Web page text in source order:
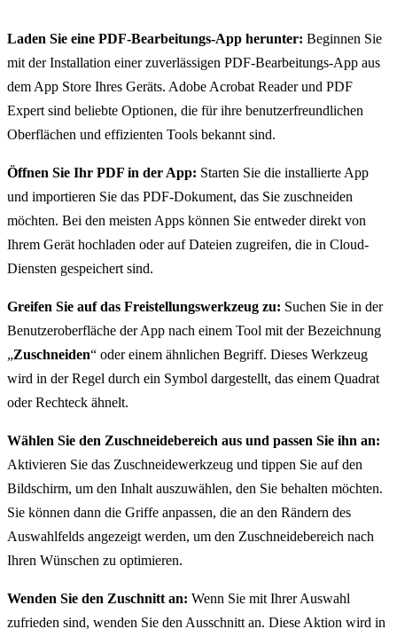
Laden Sie eine PDF-Bearbeitungs-App herunter: Beginnen Sie
mit der Installation einer zuverlässigen PDF-Bearbeitungs-App aus
dem App Store Ihres Geräts. Adobe Acrobat Reader und PDF
Expert sind beliebte Optionen, die für ihre benutzerfreundlichen
Oberflächen und effizienten Tools bekannt sind.
Öffnen Sie Ihr PDF in der App: Starten Sie die installierte App
und importieren Sie das PDF-Dokument, das Sie zuschneiden
möchten. Bei den meisten Apps können Sie entweder direkt von
Ihrem Gerät hochladen oder auf Dateien zugreifen, die in Cloud-
Diensten gespeichert sind.
Greifen Sie auf das Freistellungswerkzeug zu: Suchen Sie in der
Benutzeroberfläche der App nach einem Tool mit der Bezeichnung
„Zuschneiden“ oder einem ähnlichen Begriff. Dieses Werkzeug
wird in der Regel durch ein Symbol dargestellt, das einem Quadrat
oder Rechteck ähnelt.
Wählen Sie den Zuschneidebereich aus und passen Sie ihn an:
Aktivieren Sie das Zuschneidewerkzeug und tippen Sie auf den
Bildschirm, um den Inhalt auszuwählen, den Sie behalten möchten.
Sie können dann die Griffe anpassen, die an den Rändern des
Auswahlfelds angezeigt werden, um den Zuschneidebereich nach
Ihren Wünschen zu optimieren.
Wenden Sie den Zuschnitt an: Wenn Sie mit Ihrer Auswahl
zufrieden sind, wenden Sie den Ausschnitt an. Diese Aktion wird in